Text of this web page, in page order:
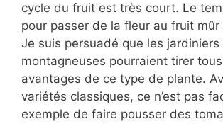
cycle du fruit est très court. Le
pour passer de la fleur au fruit
Je suis persuadé que les jardiniers
montagneuses pourraient tirer
avantages de ce type de plante.
variétés classiques, ce n’est pas
exemple de faire pousser des